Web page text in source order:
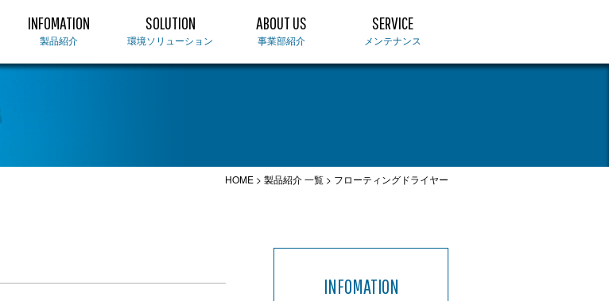
INFOMATION
製品紹介
SOLUTION
環境ソリューション
ABOUT US
事業部紹介
SERVICE
メンテナンス
HOME > 製品紹介 一覧 > フローティングドライヤー
INFOMATION